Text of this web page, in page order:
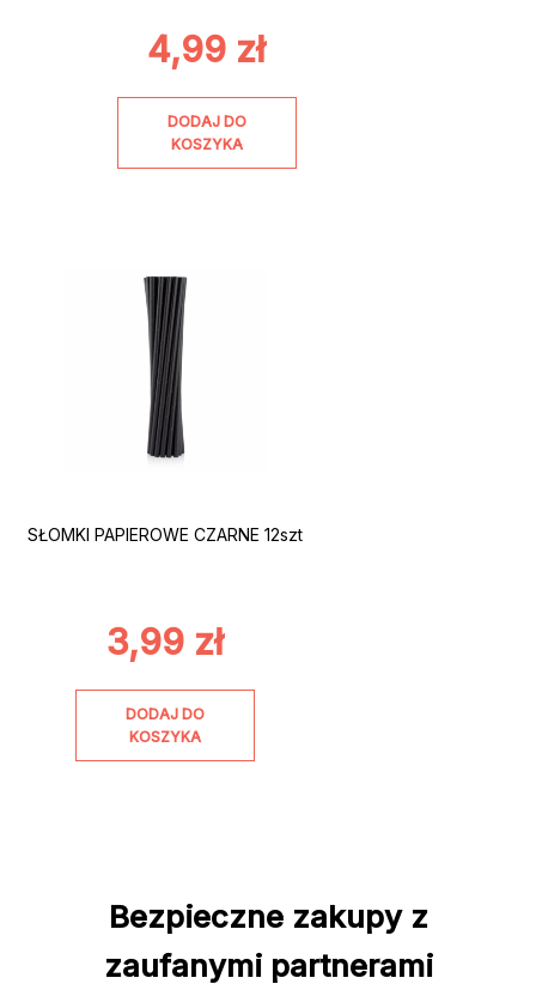
4,99 zł
DODAJ DO
KOSZYKA
SŁOMKI PAPIEROWE CZARNE 12szt
3,99 zł
DODAJ DO
KOSZYKA
Bezpieczne zakupy z
zaufanymi partnerami